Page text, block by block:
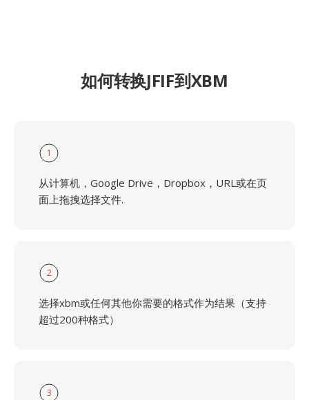
如何转换JFIF到XBM
1
从计算机，Google Drive，Dropbox，URL或在页
面上拖拽选择文件.
2
选择xbm或任何其他你需要的格式作为结果（支持
超过200种格式）
3